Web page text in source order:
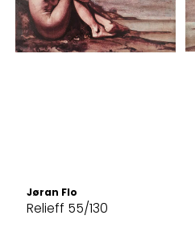
Jøran Flo
Relieff 55/130